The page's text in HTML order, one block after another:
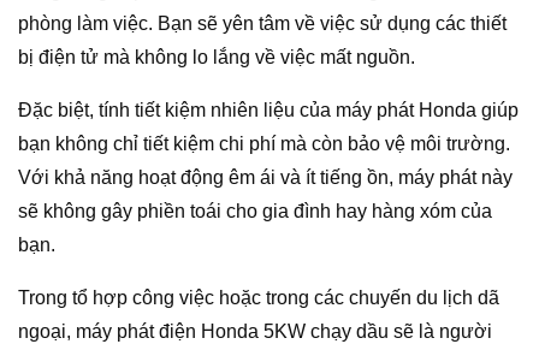
phòng làm việc. Bạn sẽ yên tâm về việc sử dụng các thiết
bị điện tử mà không lo lắng về việc mất nguồn.
Đặc biệt, tính tiết kiệm nhiên liệu của máy phát Honda giúp
bạn không chỉ tiết kiệm chi phí mà còn bảo vệ môi trường.
Với khả năng hoạt động êm ái và ít tiếng ồn, máy phát này
sẽ không gây phiền toái cho gia đình hay hàng xóm của
bạn.
Trong tổ hợp công việc hoặc trong các chuyến du lịch dã
ngoại, máy phát điện Honda 5KW chạy dầu sẽ là người